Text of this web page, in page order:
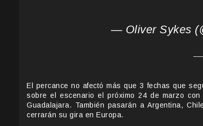
— Oliver Sykes
El percance no afectó más que 3 fechas que
sobre el escenario el próximo 24 de marzo
Guadalajara. También pasarán a Argentina,
cerrarán su gira en Europa.